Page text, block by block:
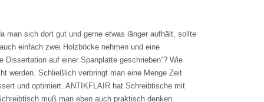
man sich dort gut und gerne etwas länger aufhält, sollte
einfach zwei Holzböcke nehmen und eine
auf einer Spanplatte geschrieben“? Wie
werden. Schließlich verbringt man eine Menge Zeit
und optimiert. ANTIKFLAIR hat Schreibtische mit
muß man eben auch praktisch denken.